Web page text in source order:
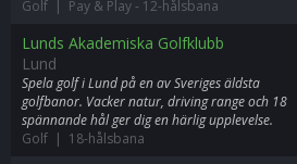
Golf | Pay & Play- 12-hålsbana
Lunds Akademiska Golfklubb
Lund
Spela golf i Lund på en av Sveriges äldsta
golfbanor. Vacker natur, driving range och 18
spännande hål ger dig en härlig upplevelse.
Golf | 18-hålsbana